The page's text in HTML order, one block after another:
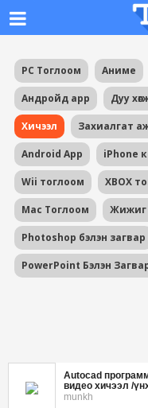
PC Тоглоом Аниме
Андройд app Дуу
Хичээл Захиалгат
Android App iPhone
Wii тоглоом XBOX
Mac Тоглоом Жижиг
Photoshop бэлэн загвар
PowerPoint Бэлэн
Autocad
видео хичээл /
munkh